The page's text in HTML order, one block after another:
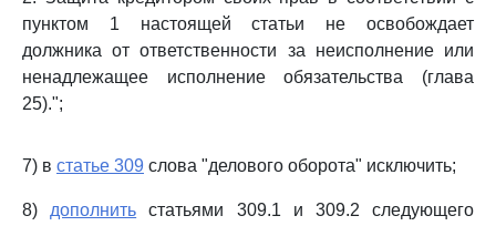
пунктом 1 настоящей статьи не освобождает
должника от ответственности за неисполнение или
ненадлежащее исполнение обязательства (глава
25).";
7) в статье 309 слова "делового оборота" исключить;
8) дополнить статьями 309.1 и 309.2 следующего